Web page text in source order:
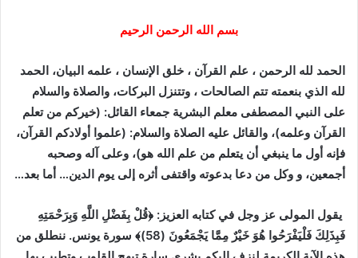
بسم الله الرحمن الرحيم
الحمد لله الرحمن ، علم القرآن ، خلق الإنسان ، علمه البيان، الحمد
لله الذي بنعمته تتم الصالحات ، وتتنزل البركات، والصلاة والسلام
على النبي المصطفى معلم البشرية جمعاء القائل: (خيركم من تعلم
القرآن وعلمه)، والقائل عليه الصلاة والسلام: (علموا أولادكم القرآن،
فإنه أول ما ينبغي أن يتعلم من علم الله هو)، وعلى آله وصحبه
أجمعين، و وكل من دعا بدعوته واقتفى أثره إلى يوم الدين… أما بعد…
يقول المولى عز وجل في كتابه العزيز : ﴿قُلْ بِفَضْلِ اللَّهِ وَبِرَحْمَتِهِ
فَبِذَلِكَ فَلْيَفْرَحُوا هُوَ خَيْرٌ مِمَّا يَجْمَعُونَ (58) ﴾ سورة يونس. ننطلق من